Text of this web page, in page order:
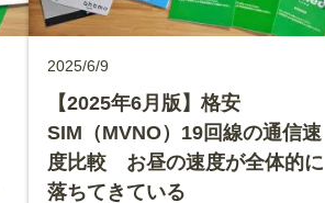
2025/6/9
【2025年6月版】格安
SIM（MVNO）19回線の通信速
度比較 お昼の速度が全体的に
落ちてきている